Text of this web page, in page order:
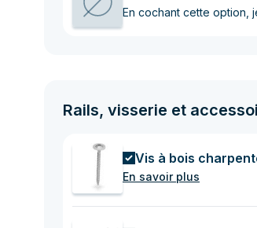
En cochant cette option,
Rails, visserie et
Vis à bois
En savoir plus